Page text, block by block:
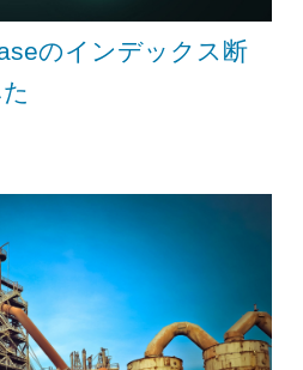
のインデックス断